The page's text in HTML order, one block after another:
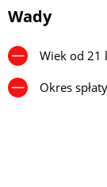
Wady
Wiek od 21
Okres